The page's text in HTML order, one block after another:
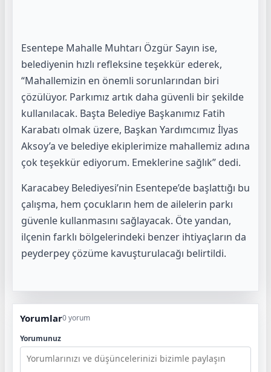
Esentepe Mahalle Muhtarı Özgür Sayın ise,
belediyenin hızlı refleksine teşekkür ederek,
“Mahallemizin en önemli sorunlarından biri
çözülüyor. Parkımız artık daha güvenli bir şekilde
kullanılacak. Başta Belediye Başkanımız Fatih
Karabatı olmak üzere, Başkan Yardımcımız İlyas
Aksoy’a ve belediye ekiplerimize mahallemiz adına
çok teşekkür ediyorum. Emeklerine sağlık” dedi.
Karacabey Belediyesi’nin Esentepe’de başlattığı bu
çalışma, hem çocukların hem de ailelerin parkı
güvenle kullanmasını sağlayacak. Öte yandan,
ilçenin farklı bölgelerindeki benzer ihtiyaçların da
peyderpey çözüme kavuşturulacağı belirtildi.
Yorumlar0 yorum
Yorumunuz